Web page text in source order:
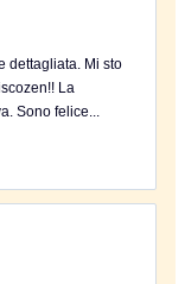
dettagliata. Mi sto
La
Sono felice...